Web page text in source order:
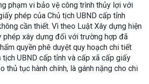
phạm vi bảo vệ công trình thủy lợi với
phép của Chủ tịch UBND cấp tỉnh
cần thiết. Vì theo Luật Xây dựng hiện
phép xây dựng đối với trường hợp đã
quyền phê duyệt quy hoạch chi tiết
tịch UBND cấp tỉnh và cấp xã cấp giấy
thủ tục hành chính, là gánh nặng cho chi